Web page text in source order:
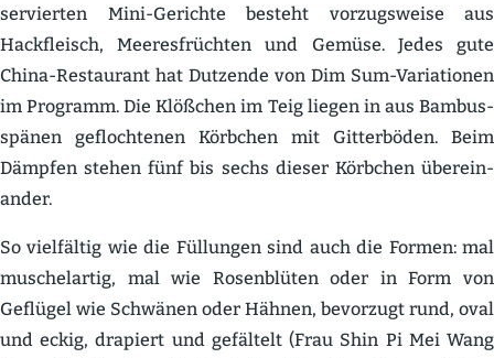
servierten Mini-Gerichte besteht vorzugs­weise aus
Hackfleisch, Meeres­früchten und Gemüse. Jedes gute
China-Restaurant hat Dutzende von Dim Sum-Varia­tionen
im Programm. Die Klößchen im Teig liegen in aus Bambus­
spänen gefloch­tenen Körbchen mit Gitter­böden. Beim
Dämpfen stehen fünf bis sechs dieser Körbchen überein­
ander.
So vielfältig wie die Füllungen sind auch die Formen: mal
muschel­artig, mal wie Rosen­blüten oder in Form von
Geflügel wie Schwänen oder Hähnen, bevorzugt rund, oval
und eckig, drapiert und gefältelt (Frau Shin Pi Mei Wang